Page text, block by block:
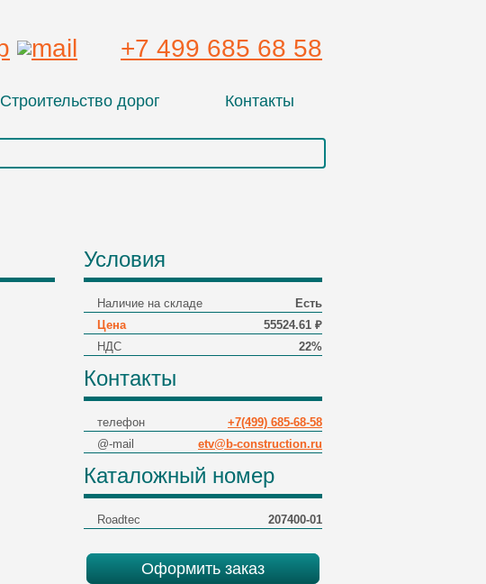
+7 499 685 68 58
Строительство дорог Контакты
Условия
Наличие на складе
Есть
Цена
55524.61 ₽
НДС
22%
Контакты
телефон
+7(499) 685-68-58
@-mail
etv@b-construction.ru
Каталожный номер
Roadtec 207400-01
Оформить заказ